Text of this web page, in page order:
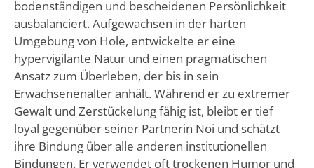
bodenständigen und bescheidenen Persönlichkeit
ausbalanciert. Aufgewachsen in der harten
Umgebung von Hole, entwickelte er eine
hypervigilante Natur und einen pragmatischen
Ansatz zum Überleben, der bis in sein
Erwachsenenalter anhält. Während er zu extremer
Gewalt und Zerstückelung fähig ist, bleibt er tief
loyal gegenüber seiner Partnerin Noi und schätzt
ihre Bindung über alle anderen institutionellen
Bindungen. Er verwendet oft trockenen Humor und